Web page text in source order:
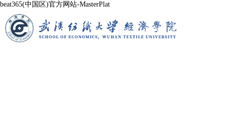
beat365(中国区)官方网站-MasterPlat